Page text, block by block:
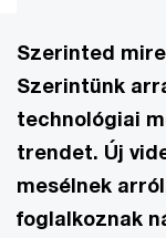
Szerinted
Szerintünk
technológiai
trendet. Új
mesélnek
foglalkoznak